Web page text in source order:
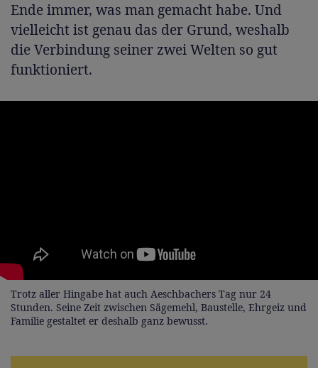
Ende immer, was man gemacht habe. Und
vielleicht ist genau das der Grund, weshalb
die Verbindung seiner zwei Welten so gut
funktioniert.
Trotz aller Hingabe hat auch Aeschbachers Tag nur 24
Stunden. Seine Zeit zwischen Sägemehl, Baustelle, Ehrgeiz und
Familie gestaltet er deshalb ganz bewusst.